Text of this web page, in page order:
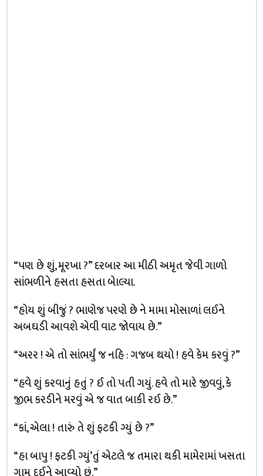
“પણ છે શું, મૂરખા ?” દરબાર આ મીઠી અમૃત જેવી ગાળો
સાંભળીને હસતા હસતા બેાલ્યા.
“હોય શું બીજું ? ભાણેજ પરણે છે ને મામા મોસાળાં લઈને
અબઘડી આવશે એવી વાટ જોવાય છે.”
“અરર ! એ તો સાંભર્યું જ નહિ : ગજબ થયો ! હવે કેમ કરવું ?”
“હવે શું કરવાનું હતું ? ઈ તો પતી ગયું. હવે તો મારે જીવવું, કે
જીભ કરડીને મરવું એ જ વાત બાકી રઈ છે.”
“કાં, એલા ! તારું તે શું ફટકી ગ્યું છે ?”
“હા બાપુ ! ફટકી ગ્યું’તું એટલે જ તમારા થકી મામેરામાં ખસતા